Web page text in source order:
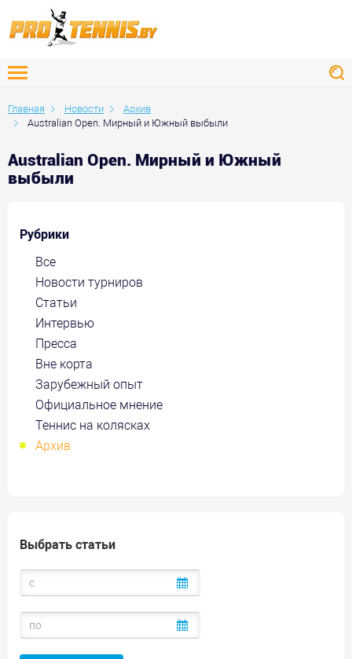
Главная Новости
Архив
Australian Open. Мирный и Южный выбыли
Australian Open. Мирный и Южный
выбыли
Рубрики
Все
Новости турниров
Статьи
Интервью
Пресса
Вне корта
Зарубежный опыт
Официальное мнение
Теннис на колясках
Архив
Выбрать статьи